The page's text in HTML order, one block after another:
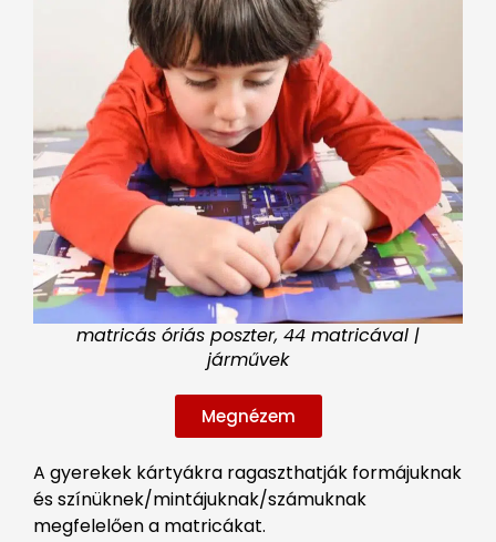
matricás óriás poszter, 44 matricával |
járművek
Megnézem
A gyerekek kártyákra ragaszthatják formájuknak
és színüknek/mintájuknak/számuknak
megfelelően a matricákat.